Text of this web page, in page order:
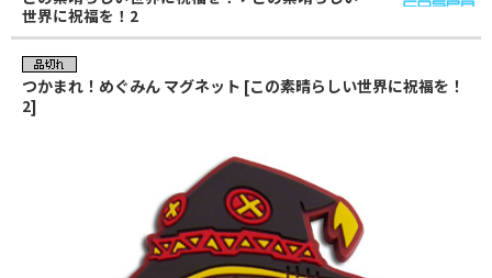
世界に祝福を！2
つかまれ！めぐみん マグネット [この素晴らしい世界に祝福を！
2]